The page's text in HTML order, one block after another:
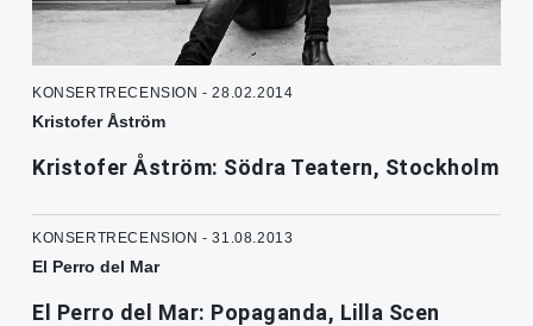
KONSERTRECENSION - 28.02.2014
Kristofer Åström
Kristofer Åström: Södra Teatern, Stockholm
KONSERTRECENSION - 31.08.2013
El Perro del Mar
El Perro del Mar: Popaganda, Lilla Scen